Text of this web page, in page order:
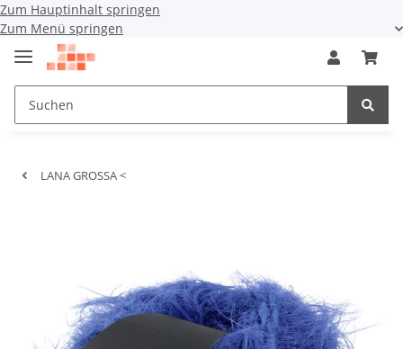
Zum Hauptinhalt springen
Zum Menü springen
LANA GROSSA <